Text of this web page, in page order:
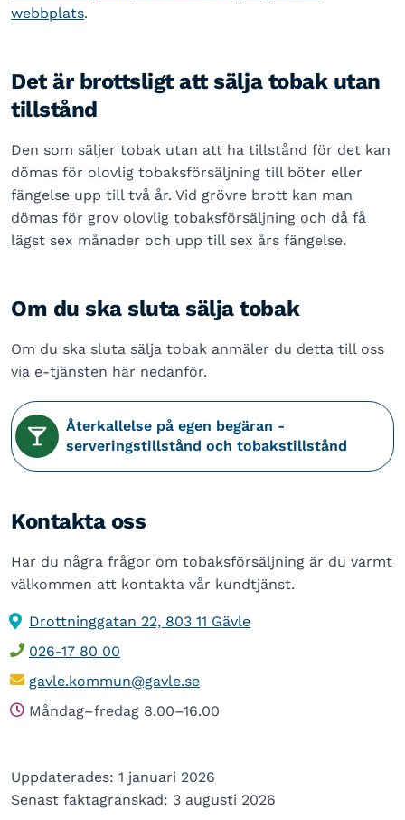
webbplats.
Det är brottsligt att sälja tobak utan
tillstånd
Den som säljer tobak utan att ha tillstånd för det kan
dömas för olovlig tobaksförsäljning till böter eller
fängelse upp till två år. Vid grövre brott kan man
dömas för grov olovlig tobaksförsäljning och då få
lägst sex månader och upp till sex års fängelse.
Om du ska sluta sälja tobak
Om du ska sluta sälja tobak anmäler du detta till oss
via e-tjänsten här nedanför.
Återkallelse på egen begäran -
serveringstillstånd och tobakstillstånd
Kontakta oss
Har du några frågor om tobaksförsäljning är du varmt
välkommen att kontakta vår kundtjänst.
Drottninggatan 22, 803 11 Gävle
026-17 80 00
gavle.kommun@gavle.se
Måndag–fredag 8.00–16.00
Uppdaterades: 1 januari 2026
Senast faktagranskad: 3 augusti 2026